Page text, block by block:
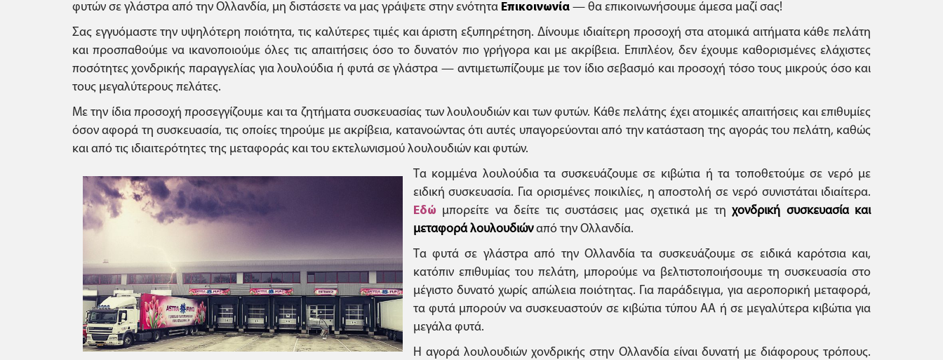
φυτών σε γλάστρα από την Ολλανδία, μη διστάσετε να μας γράψετε στην ενότητα Επικοινωνία— θα επικοινωνήσουμε άμεσα μαζί σας!
Σας εγγυόμαστε την υψηλότερη ποιότητα, τις καλύτερες τιμές και άριστη εξυπηρέτηση. Δίνουμε ιδιαίτερη προσοχή στα ατομικά αιτήματα κάθε πελάτη
και προσπαθούμε να ικανοποιούμε όλες τις απαιτήσεις όσο το δυνατόν πιο γρήγορα και με ακρίβεια. Επιπλέον, δεν έχουμε καθορισμένες ελάχιστες
ποσότητες χονδρικής παραγγελίας για λουλούδια ή φυτά σε γλάστρα — αντιμετωπίζουμε με τον ίδιο σεβασμό και προσοχή τόσο τους μικρούς όσο και
τους μεγαλύτερους πελάτες.
Με την ίδια προσοχή προσεγγίζουμε και τα ζητήματα συσκευασίας των λουλουδιών και των φυτών. Κάθε πελάτης έχει ατομικές απαιτήσεις και επιθυμίες
όσον αφορά τη συσκευασία, τις οποίες τηρούμε με ακρίβεια, κατανοώντας ότι αυτές υπαγορεύονται από την κατάσταση της αγοράς του πελάτη, καθώς
και από τις ιδιαιτερότητες της μεταφοράς και του εκτελωνισμού λουλουδιών και φυτών.
Τα κομμένα λουλούδια τα συσκευάζουμε σε κιβώτια ή τα τοποθετούμε σε νερό με
ειδική συσκευασία. Για ορισμένες ποικιλίες, η αποστολή σε νερό συνιστάται ιδιαίτερα.
Εδώ μπορείτε να δείτε τις συστάσεις μας σχετικά με τηχονδρική συσκευασία και
μεταφορά λουλουδιώναπό την Ολλανδία.
Τα φυτά σε γλάστρα από την Ολλανδία τα συσκευάζουμε σε ειδικά καρότσια και,
κατόπιν επιθυμίας του πελάτη, μπορούμε να βελτιστοποιήσουμε τη συσκευασία στο
μέγιστο δυνατό χωρίς απώλεια ποιότητας. Για παράδειγμα, για αεροπορική μεταφορά,
τα φυτά μπορούν να συσκευαστούν σε κιβώτια τύπου ΑΑ ή σε μεγαλύτερα κιβώτια για
μεγάλα φυτά.
Η αγορά λουλουδιών χονδρικής στην Ολλανδία είναι δυνατή με διάφορους τρόπους.